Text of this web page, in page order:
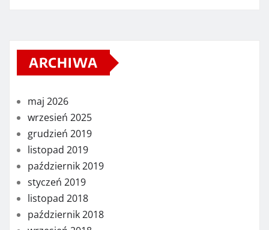
ARCHIWA
maj 2026
wrzesień 2025
grudzień 2019
listopad 2019
październik 2019
styczeń 2019
listopad 2018
październik 2018